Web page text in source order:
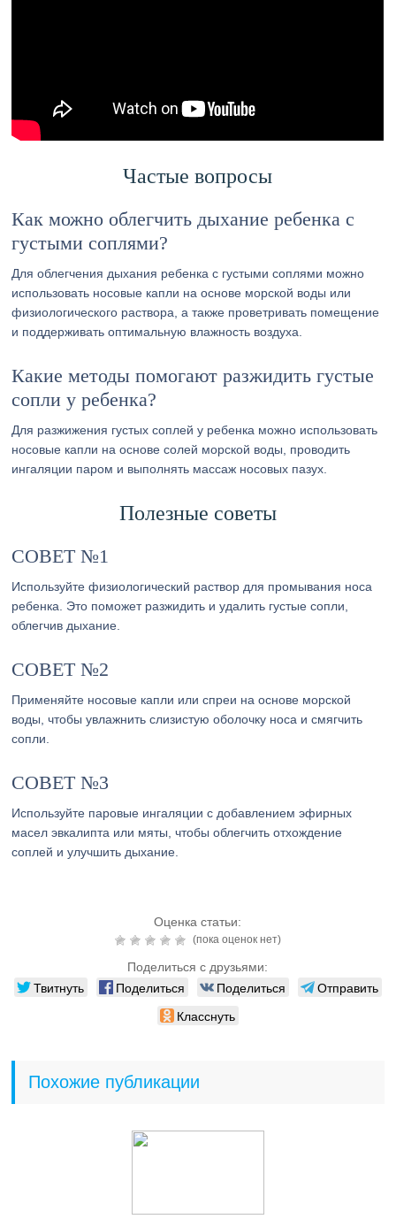
Частые вопросы
Как можно облегчить дыхание ребенка с
густыми соплями?
Для облегчения дыхания ребенка с густыми соплями можно
использовать носовые капли на основе морской воды или
физиологического раствора, а также проветривать помещение
и поддерживать оптимальную влажность воздуха.
Какие методы помогают разжидить густые
сопли у ребенка?
Для разжижения густых соплей у ребенка можно использовать
носовые капли на основе солей морской воды, проводить
ингаляции паром и выполнять массаж носовых пазух.
Полезные советы
СОВЕТ №1
Используйте физиологический раствор для промывания носа
ребенка. Это поможет разжидить и удалить густые сопли,
облегчив дыхание.
СОВЕТ №2
Применяйте носовые капли или спреи на основе морской
воды, чтобы увлажнить слизистую оболочку носа и смягчить
сопли.
СОВЕТ №3
Используйте паровые ингаляции с добавлением эфирных
масел эвкалипта или мяты, чтобы облегчить отхождение
соплей и улучшить дыхание.
Оценка статьи:
(пока оценок нет)
Поделиться с друзьями:
Твитнуть Поделиться Поделиться
Отправить
Класснуть
Похожие публикации